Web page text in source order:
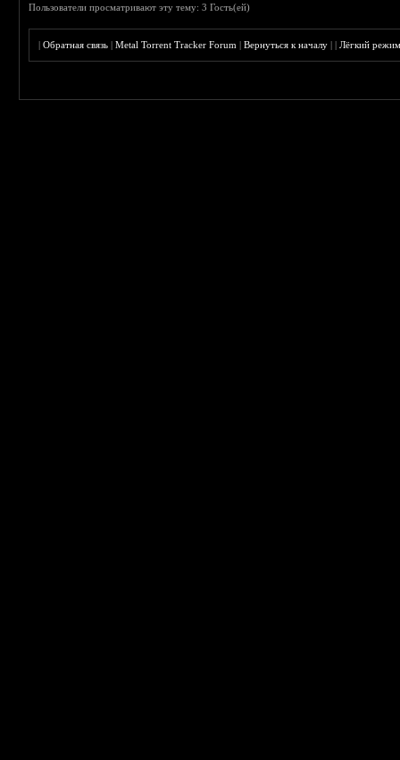
Пользователи просматривают эту тему: 3 Гость(ей)
|Обратная связь |Metal Torrent Tracker Forum |Вернуться к началу ||Лёгкий